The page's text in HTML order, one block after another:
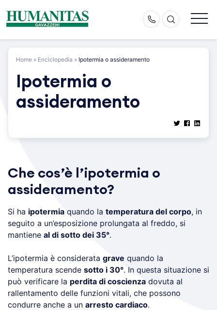
content
Home » Enciclopedia » Ipotermia o assideramento
Ipotermia o
assideramento
Che cos’è l’ipotermia o
assideramento?
Si ha ipotermia quando la temperatura del corpo, in
seguito a un’esposizione prolungata al freddo, si
mantiene al di sotto dei 35°.
L’ipotermia è considerata grave quando la
temperatura scende sotto i 30°. In questa situazione si
può verificare la perdita di coscienza dovuta al
rallentamento delle funzioni vitali, che possono
condurre anche a un arresto cardiaco.